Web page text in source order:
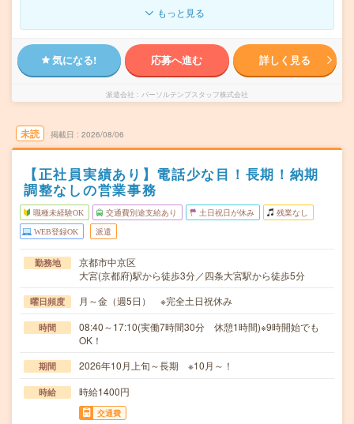
もっと見る
気になる! 応募へ進む 詳しく見る
派遣会社 パーソルテンプスタッフ株式会社
未読 掲載日 2026/08/06
【正社員実績あり】電話少な目！長期！納期
調整なしの営業事務
職種未経験OK 交通費別途支給あり 土日祝日が休み 残業なし
WEB登録OK 派遣
勤務地
京都市中京区
大宮(京都府)駅から徒歩3分／四条大宮駅から徒歩5分
曜日頻度 月～金（週5日） ※完全土日祝休み
時間
08:40～17:10(実働7時間30分 休憩1時間)※9時開始でも
OK！
期間 2026年10月上旬～長期 ※10月～！
時給 時給1400円
交通費